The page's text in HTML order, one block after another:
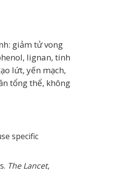
giảm tử vong
lignan, tinh
lứt, yến mạch,
tổng thể, không
specific
The Lancet,